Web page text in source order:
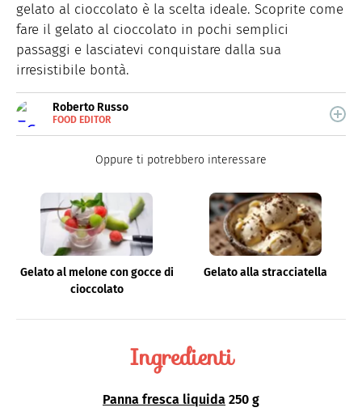
gelato al cioccolato è la scelta ideale. Scoprite come
fare il gelato al cioccolato in pochi semplici
passaggi e lasciatevi conquistare dalla sua
irresistibile bontà.
Roberto Russo
FOOD EDITOR
Roberto Russo unisce la passione per libri e cucina. Ha
Oppure ti potrebbero interessare
Gelato al melone con gocce di
cioccolato
Gelato alla stracciatella
Ingredienti
Panna fresca liquida 250 g